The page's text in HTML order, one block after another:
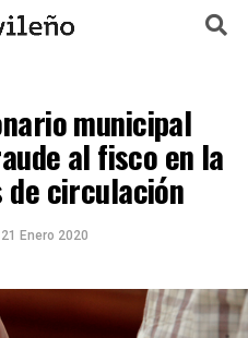
municipal
al fisco en la
de circulación
21 Enero 2020